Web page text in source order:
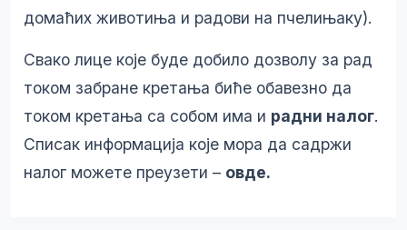
домаћих животиња и радови на пчелињаку).
Свако лице које буде добило дозволу за рад
током забране кретањa биће обавезно да
током кретања са собом има и радни налог.
Списак информација које мора да садржи
налог можете преузети – овде.